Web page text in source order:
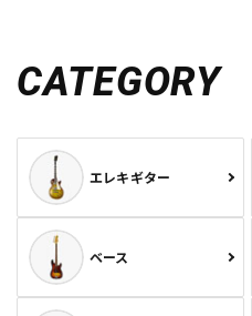
CATEGORY
エレキギター
ベース